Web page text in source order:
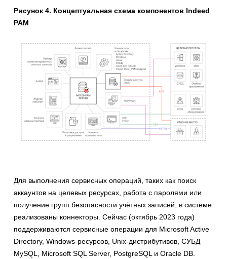
Рисунок 4. Концептуальная схема компонентов Indeed
PAM
Для выполнения сервисных операций, таких как поиск
аккаунтов на целевых ресурсах, работа с паролями или
получение групп безопасности учётных записей, в системе
реализованы коннекторы. Сейчас (октябрь 2023 года)
поддерживаются сервисные операции для Microsoft Active
Directory, Windows-ресурсов, Unix-дистрибутивов, СУБД
MySQL, Microsoft SQL Server, PostgreSQL и Oracle DB.